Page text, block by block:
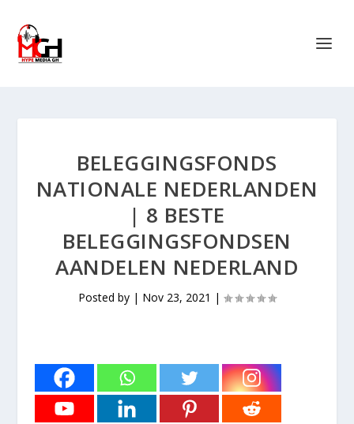
BELEGGINGSFONDS
NATIONALE NEDERLANDEN
| 8 BESTE
BELEGGINGSFONDSEN
AANDELEN NEDERLAND
Posted by | Nov 23, 2021 |